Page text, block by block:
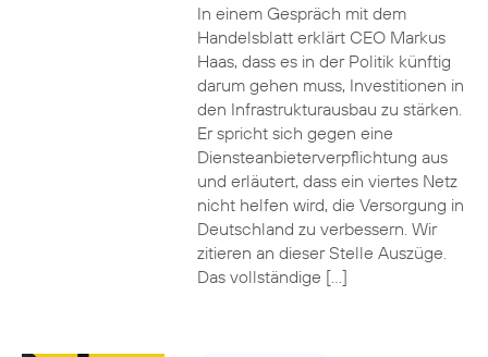
In einem Gespräch mit dem
Handelsblatt erklärt CEO Markus
Haas, dass es in der Politik künftig
darum gehen muss, Investitionen in
den Infrastrukturausbau zu stärken.
Er spricht sich gegen eine
Diensteanbieterverpflichtung aus
und erläutert, dass ein viertes Netz
nicht helfen wird, die Versorgung in
Deutschland zu verbessern. Wir
zitieren an dieser Stelle Auszüge.
Das vollständige […]